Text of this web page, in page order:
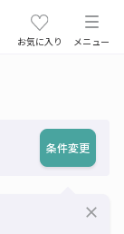
お気に入り メニュー
条件変更
close